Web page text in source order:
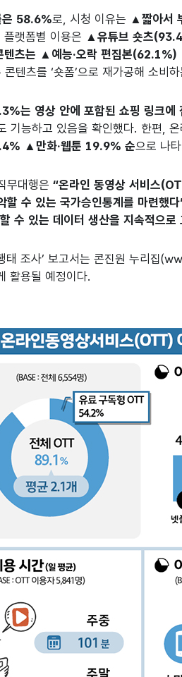
은 58.6%로, 시청 이유는 ▲짧아서
랫폼별 이용은 ▲유튜브 숏츠
텐츠는 ▲예능·오락 편집본
텐츠를 ‘숏폼’으로 재가공해 소비
는 영상 안에 포함된 쇼핑 링크에
기능하고 있음을 확인했다. 한편,
▲만화·웹툰 19.9% 순으로 나
무대행은“온라인 동영상 서비스
할 수 있는 국가승인통계를 마련했다
수 있는 데이터 생산을 지속적으로
태 조사’ 보고서는 콘진원 누리집
활용될 예정이다.